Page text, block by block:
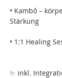
• Kambô –
Stärkung
• 1:1 Healing
✨ inkl.